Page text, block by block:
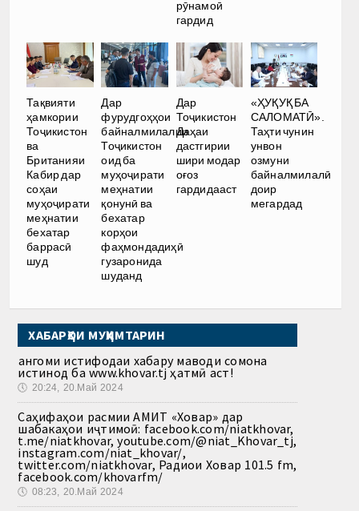
рӯнамоӣ
гардид
Тақвияти
ҳамкории
Тоҷикистон
ва
Британияи
Кабир дар
соҳаи
муҳоҷирати
меҳнатии
бехатар
баррасӣ
шуд
Дар
фурудгоҳҳои
байналмилалии
Тоҷикистон
оид ба
муҳоҷирати
меҳнатии
қонунӣ ва
бехатар
корҳои
фаҳмондадиҳӣ
гузаронида
шуданд
Дар
Тоҷикистон
Даҳаи
дастгирии
шири модар
оғоз
гардидааст
«ҲУҚУҚ БА
САЛОМАТӢ».
Таҳти чунин
унвон
озмуни
байналмилалӣ
доир
мегардад
ХАБАРҲОИ МУҲИМТАРИН
Ҳангоми истифодаи хабару маводи сомона
истинод ба www.khovar.tj ҳатмӣ аст!
🕔 20:24, 20.Май 2024
Саҳифаҳои расмии АМИТ «Ховар» дар
шабакаҳои иҷтимоӣ: facebook.com/niatkhovar,
t.me/niatkhovar, youtube.com/@niat_Khovar_tj,
instagram.com/niat_khovar/,
twitter.com/niatkhovar, Радиои Ховар 101.5 fm,
facebook.com/khovarfm/
🕔 08:23, 20.Май 2024